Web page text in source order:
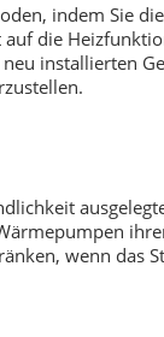
indem Sie
die
installierten
wenn das